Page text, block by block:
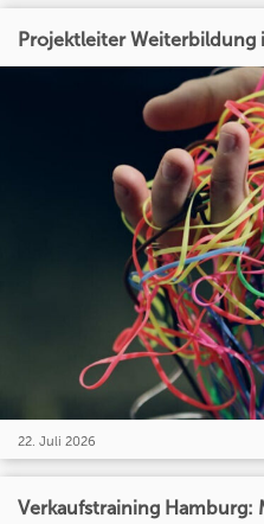
Projektleiter Weiterbildung
22. Juli 2026
Verkaufstraining Hamburg: